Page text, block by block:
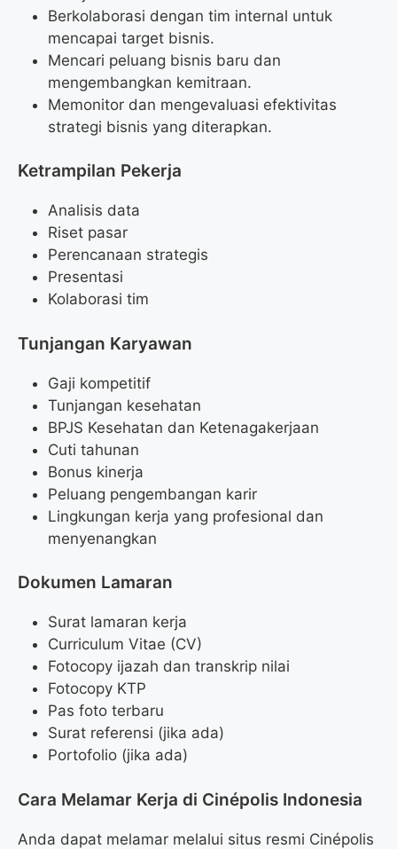
Berkolaborasi dengan tim internal untuk
mencapai target bisnis.
Mencari peluang bisnis baru dan
mengembangkan kemitraan.
Memonitor dan mengevaluasi efektivitas
strategi bisnis yang diterapkan.
Ketrampilan Pekerja
Analisis data
Riset pasar
Perencanaan strategis
Presentasi
Kolaborasi tim
Tunjangan Karyawan
Gaji kompetitif
Tunjangan kesehatan
BPJS Kesehatan dan Ketenagakerjaan
Cuti tahunan
Bonus kinerja
Peluang pengembangan karir
Lingkungan kerja yang profesional dan
menyenangkan
Dokumen Lamaran
Surat lamaran kerja
Curriculum Vitae (CV)
Fotocopy ijazah dan transkrip nilai
Fotocopy KTP
Pas foto terbaru
Surat referensi (jika ada)
Portofolio (jika ada)
Cara Melamar Kerja di Cinépolis Indonesia
Anda dapat melamar melalui situs resmi Cinépolis